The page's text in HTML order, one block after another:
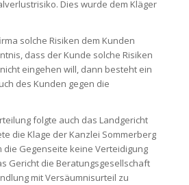
Dies wurde dem Kläger
solche Risiken dem Kunden
dass der Kunde solche Risiken
eingehen will, dann besteht ein
des Kunden gegen die
folgte auch das Landgericht
die Klage der Kanzlei Sommerberg
die Gegenseite keine Verteidigung
Gericht die Beratungsgesellschaft
mit Versäumnisurteil zu